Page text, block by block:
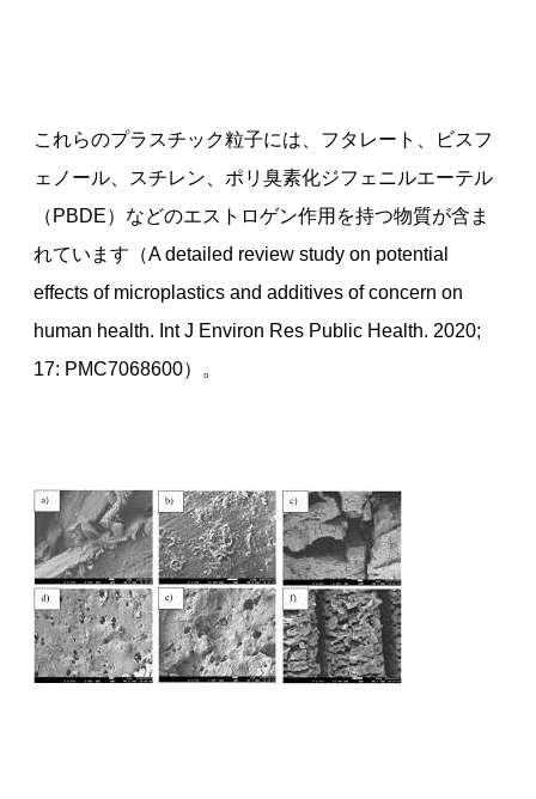
これらのプラスチック粒子には、フタレート、ビスフ
ェノール、スチレン、ポリ臭素化ジフェニルエーテル
（PBDE）などのエストロゲン作用を持つ物質が含ま
れています（A detailed review study on potential
effects of microplastics and additives of concern on
human health. Int J Environ Res Public Health. 2020;
17: PMC7068600）。